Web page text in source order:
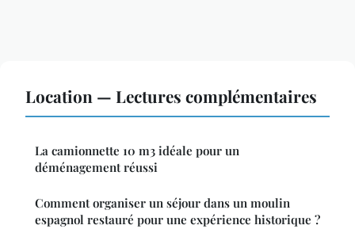
Location — Lectures complémentaires
La camionnette 10 m3 idéale pour un
déménagement réussi
Comment organiser un séjour dans un moulin
espagnol restauré pour une expérience historique ?